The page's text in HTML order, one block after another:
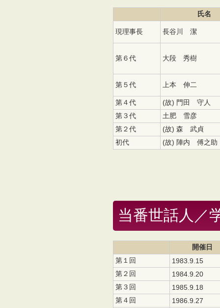
氏名
現理事長 長谷川 潔
第６代 大段 秀樹
第５代 上本 伸二
第４代
(故) 門田 守人
第３代
土肥 雪彦
第２代
(故) 森 武貞
初代
(故) 陣内 傅之助
当番世話人／
開催日
第１回
1983.9.15
第２回
1984.9.20
第３回
1985.9.18
第４回
1986.9.27